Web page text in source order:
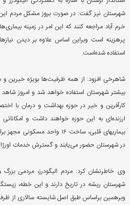
شهرستان نیز گفت: در صورت بروز مشکل مردم این
خرم آباد مراجعه کنند که این امر در زمینه
پرهزینه است وبراین اساس علاوه بر دیدن
استفاده شده‌است.
شاهرخی افزود: از همه ظرفیت‌ها بویژه خیرین و
بیشتر شهرستان استفاده خواهد شد و امروز
ارزنده‌ای به این حوزه خواهند داشت و
بیماریهای قلبی، ساخت ۱۶
در شهرستان حضور می‌یابند و گسترش خدمات
وی خاطرنشان کرد: مردم الیگودرز، مردمی
شهرستان ریشه در تاریخ دارند و این خطه،
وبرهمین براساس طبق اصل شایسته سالاری از